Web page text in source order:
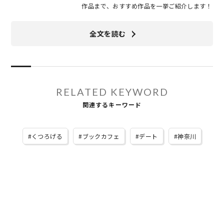
作品まで、おすすめ作品を一挙ご紹介します！
全文を読む
RELATED KEYWORD
関連するキーワード
くつろげる ブックカフェ デート 神奈川